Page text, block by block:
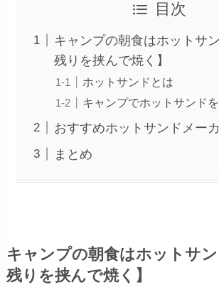
目次
キャンプの朝食はホットサ
残りを挟んで焼く】
ホットサンドとは
キャンプでホットサンド
おすすめホットサンドメー
まとめ
キャンプの朝食はホットサ
残りを挟んで焼く】